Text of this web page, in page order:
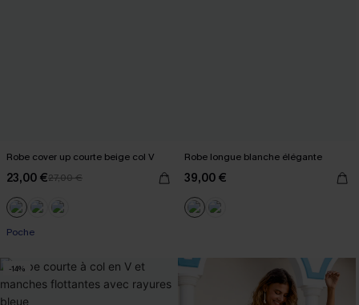
Robe cover up courte beige col V
23,00 €27,00 €
Poche
Robe longue blanche élégante
39,00 €
-14%